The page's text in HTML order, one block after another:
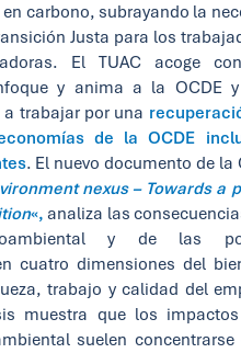
carbono, subrayando la
Justa para los
El TUAC acoge
y anima a la OCDE
trabajar por una
de la OCDE
. El nuevo documento de la
nexus – Towards a
«, analiza las
y de las
cuatro dimensiones del
trabajo y calidad del
muestra que los
suelen